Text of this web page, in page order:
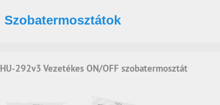
Szobatermosztátok
HU-292v3 Vezetékes ON/OFF szobatermosztát